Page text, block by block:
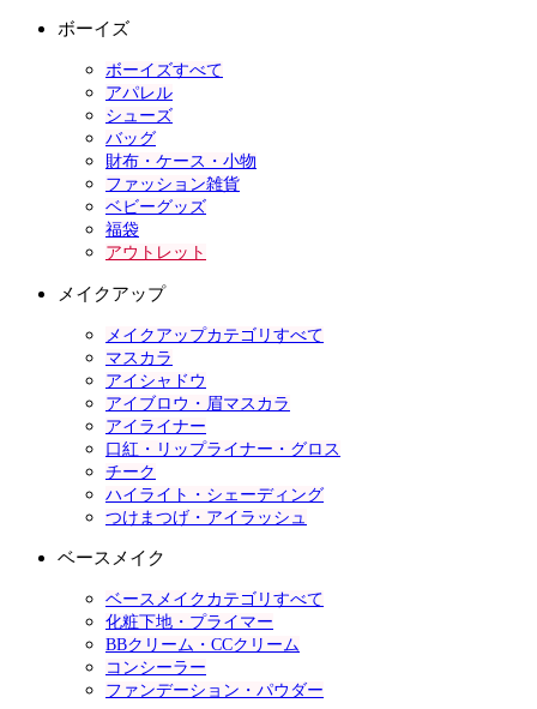
ボーイズ
ボーイズすべて
アパレル
シューズ
バッグ
財布・ケース・小物
ファッション雑貨
ベビーグッズ
福袋
アウトレット
メイクアップ
メイクアップカテゴリすべて
マスカラ
アイシャドウ
アイブロウ・眉マスカラ
アイライナー
口紅・リップライナー・グロス
チーク
ハイライト・シェーディング
つけまつげ・アイラッシュ
ベースメイク
ベースメイクカテゴリすべて
化粧下地・プライマー
BBクリーム・CCクリーム
コンシーラー
ファンデーション・パウダー